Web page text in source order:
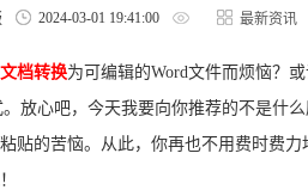
2024-03-01 19:41:00 最新资讯
档转换为可编辑的Word文件而烦恼？
放心吧，今天我要向你推荐的不是什
贴的苦恼。从此，你再也不用费时费